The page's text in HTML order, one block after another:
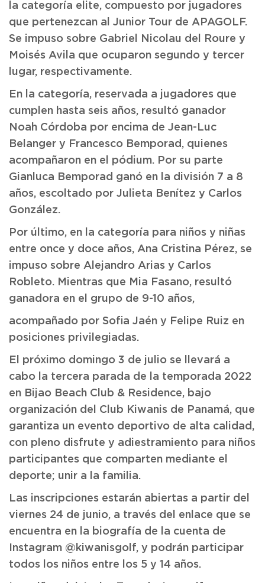
la categoría elite, compuesto por jugadores
que pertenezcan al Junior Tour de APAGOLF.
Se impuso sobre Gabriel Nicolau del Roure y
Moisés Avila que ocuparon segundo y tercer
lugar, respectivamente.
En la categoría, reservada a jugadores que
cumplen hasta seis años, resultó ganador
Noah Córdoba por encima de Jean-Luc
Belanger y Francesco Bemporad, quienes
acompañaron en el pódium. Por su parte
Gianluca Bemporad ganó en la división 7 a 8
años, escoltado por Julieta Benítez y Carlos
González.
Por último, en la categoría para niños y niñas
entre once y doce años, Ana Cristina Pérez, se
impuso sobre Alejandro Arias y Carlos
Robleto. Mientras que Mia Fasano, resultó
ganadora en el grupo de 9-10 años,
acompañado por Sofia Jaén y Felipe Ruiz en
posiciones privilegiadas.
El próximo domingo 3 de julio se llevará a
cabo la tercera parada de la temporada 2022
en Bijao Beach Club & Residence, bajo
organización del Club Kiwanis de Panamá, que
garantiza un evento deportivo de alta calidad,
con pleno disfrute y adiestramiento para niños
participantes que comparten mediante el
deporte; unir a la familia.
Las inscripciones estarán abiertas a partir del
viernes 24 de junio, a través del enlace que se
encuentra en la biografía de la cuenta de
Instagram @kiwanisgolf, y podrán participar
todos los niños entre los 5 y 14 años.